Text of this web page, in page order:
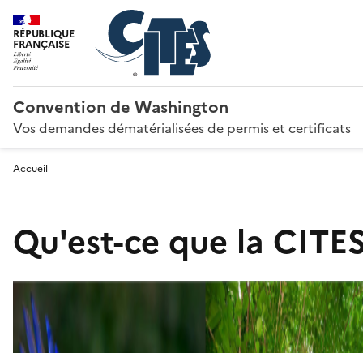
RÉPUBLIQUE
FRANÇAISE
Convention de Washington
Vos demandes dématérialisées de permis et certificats
Accueil
Qu'est-ce que la